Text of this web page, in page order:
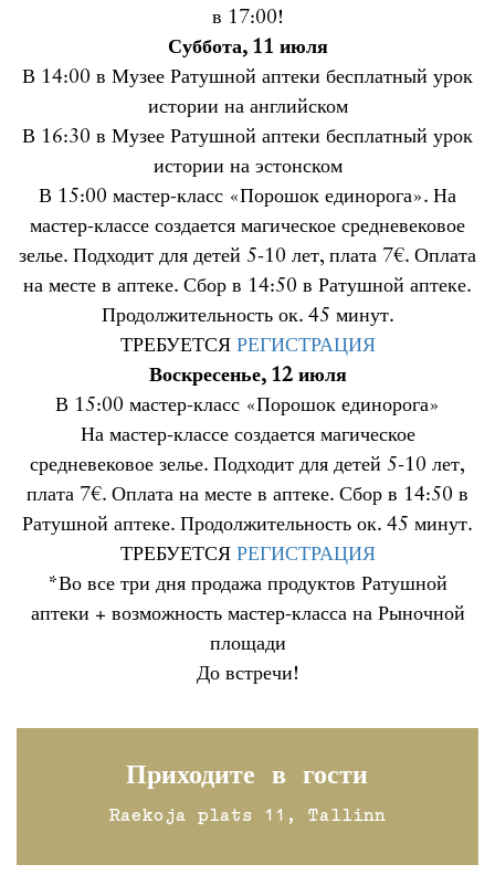
в 17:00!
Суббота, 11 июля
В 14:00 в Музее Ратушной аптеки бесплатный урок
истории на английском
В 16:30 в Музее Ратушной аптеки бесплатный урок
истории на эстонском
В 15:00 мастер-класс «Порошок единорога». На
мастер-классе создается магическое средневековое
зелье. Подходит для детей 5-10 лет, плата 7€. Оплата
на месте в аптеке. Сбор в 14:50 в Ратушной аптеке.
Продолжительность ок. 45 минут.
ТРЕБУЕТСЯ РЕГИСТРАЦИЯ
Воскресенье, 12 июля
В 15:00 мастер-класс «Порошок единорога»
На мастер-классе создается магическое
средневековое зелье. Подходит для детей 5-10 лет,
плата 7€. Оплата на месте в аптеке. Сбор в 14:50 в
Ратушной аптеке. Продолжительность ок. 45 минут.
ТРЕБУЕТСЯ РЕГИСТРАЦИЯ
*Во все три дня продажа продуктов Ратушной
аптеки + возможность мастер-класса на Рыночной
площади
До встречи!
Приходите в гости
Raekoja plats 11, Tallinn